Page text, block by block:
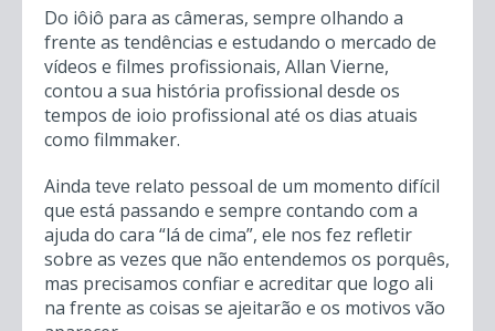
Do iôiô para as câmeras, sempre olhando a
frente as tendências e estudando o mercado de
vídeos e filmes profissionais, Allan Vierne,
contou a sua história profissional desde os
tempos de ioio profissional até os dias atuais
como filmmaker.
Ainda teve relato pessoal de um momento difícil
que está passando e sempre contando com a
ajuda do cara “lá de cima”, ele nos fez refletir
sobre as vezes que não entendemos os porquês,
mas precisamos confiar e acreditar que logo ali
na frente as coisas se ajeitarão e os motivos vão